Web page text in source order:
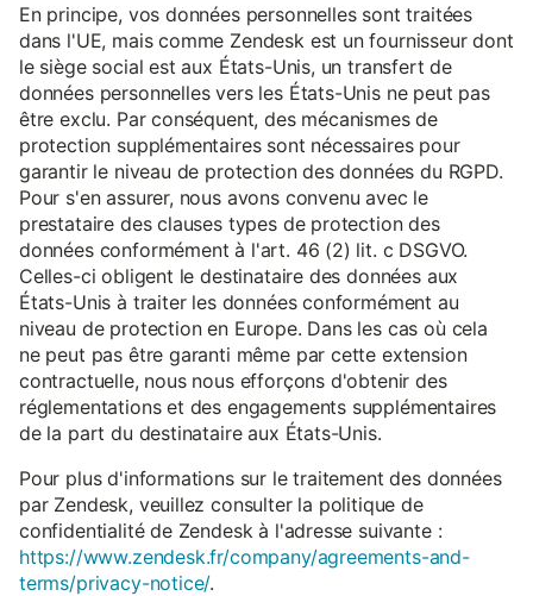
En principe, vos données personnelles sont traitées
dans l'UE, mais comme Zendesk est un fournisseur dont
le siège social est aux États-Unis, un transfert de
données personnelles vers les États-Unis ne peut pas
être exclu. Par conséquent, des mécanismes de
protection supplémentaires sont nécessaires pour
garantir le niveau de protection des données du RGPD.
Pour s'en assurer, nous avons convenu avec le
prestataire des clauses types de protection des
données conformément à l'art. 46 (2) lit. c DSGVO.
Celles-ci obligent le destinataire des données aux
États-Unis à traiter les données conformément au
niveau de protection en Europe. Dans les cas où cela
ne peut pas être garanti même par cette extension
contractuelle, nous nous efforçons d'obtenir des
réglementations et des engagements supplémentaires
de la part du destinataire aux États-Unis.
Pour plus d'informations sur le traitement des données
par Zendesk, veuillez consulter la politique de
confidentialité de Zendesk à l'adresse suivante :
https://www.zendesk.fr/company/agreements-and-
terms/privacy-notice/.